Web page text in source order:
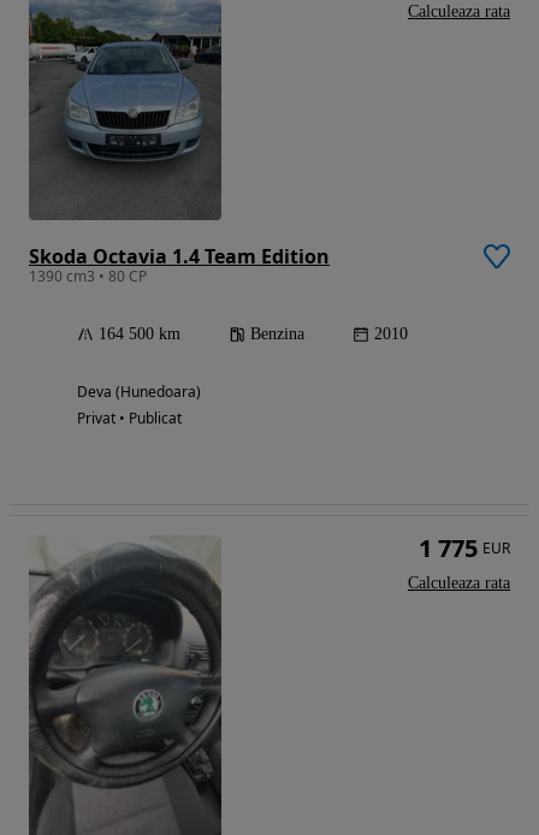
Skoda Octavia 1.4 Team Edition
1390 cm3 • 80 CP
164 500 km Benzina 2010
Deva (Hunedoara)
Privat • Publicat
Calculeaza rata
1 775 EUR
Calculeaza rata